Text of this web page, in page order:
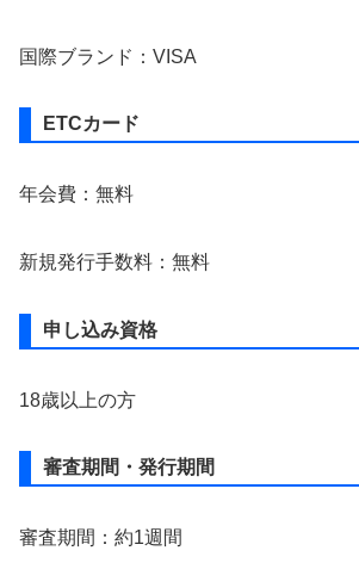
国際ブランド：VISA
ETCカード
年会費：無料
新規発行手数料：無料
申し込み資格
18歳以上の方
審査期間・発行期間
審査期間：約1週間